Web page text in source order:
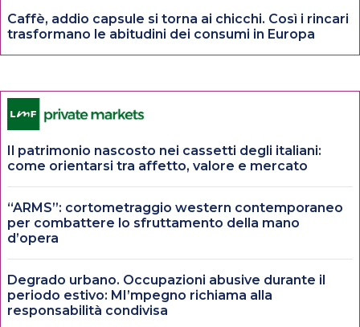
Caffè, addio capsule si torna ai chicchi. Così i rincari
trasformano le abitudini dei consumi in Europa
Il patrimonio nascosto nei cassetti degli italiani:
come orientarsi tra affetto, valore e mercato
“ARMS”: cortometraggio western contemporaneo
per combattere lo sfruttamento della mano
d’opera
Degrado urbano. Occupazioni abusive durante il
periodo estivo: MI’mpegno richiama alla
responsabilità condivisa